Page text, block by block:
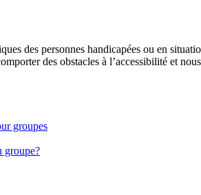
des personnes handicapées ou en
des obstacles à l’accessibilité et
groupes
groupe?